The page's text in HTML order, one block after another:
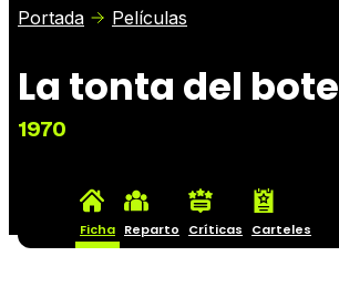
Críticas
Portada Películas
La tonta del bote
1970
Ficha Reparto Críticas Carteles